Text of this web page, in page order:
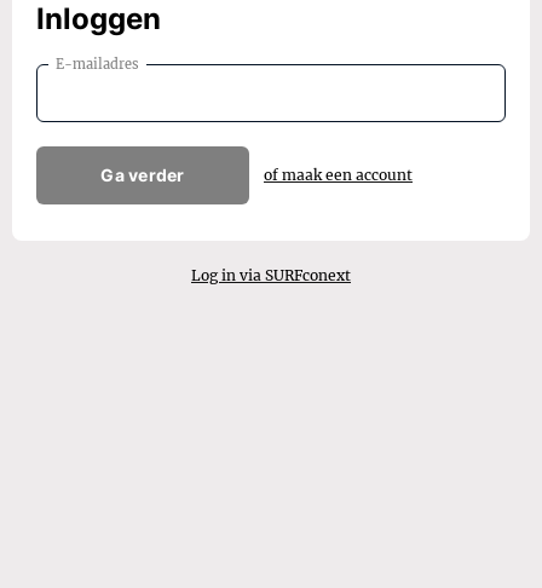
Inloggen
E-mailadres
Ga verder of maak een account
Log in via SURFconext